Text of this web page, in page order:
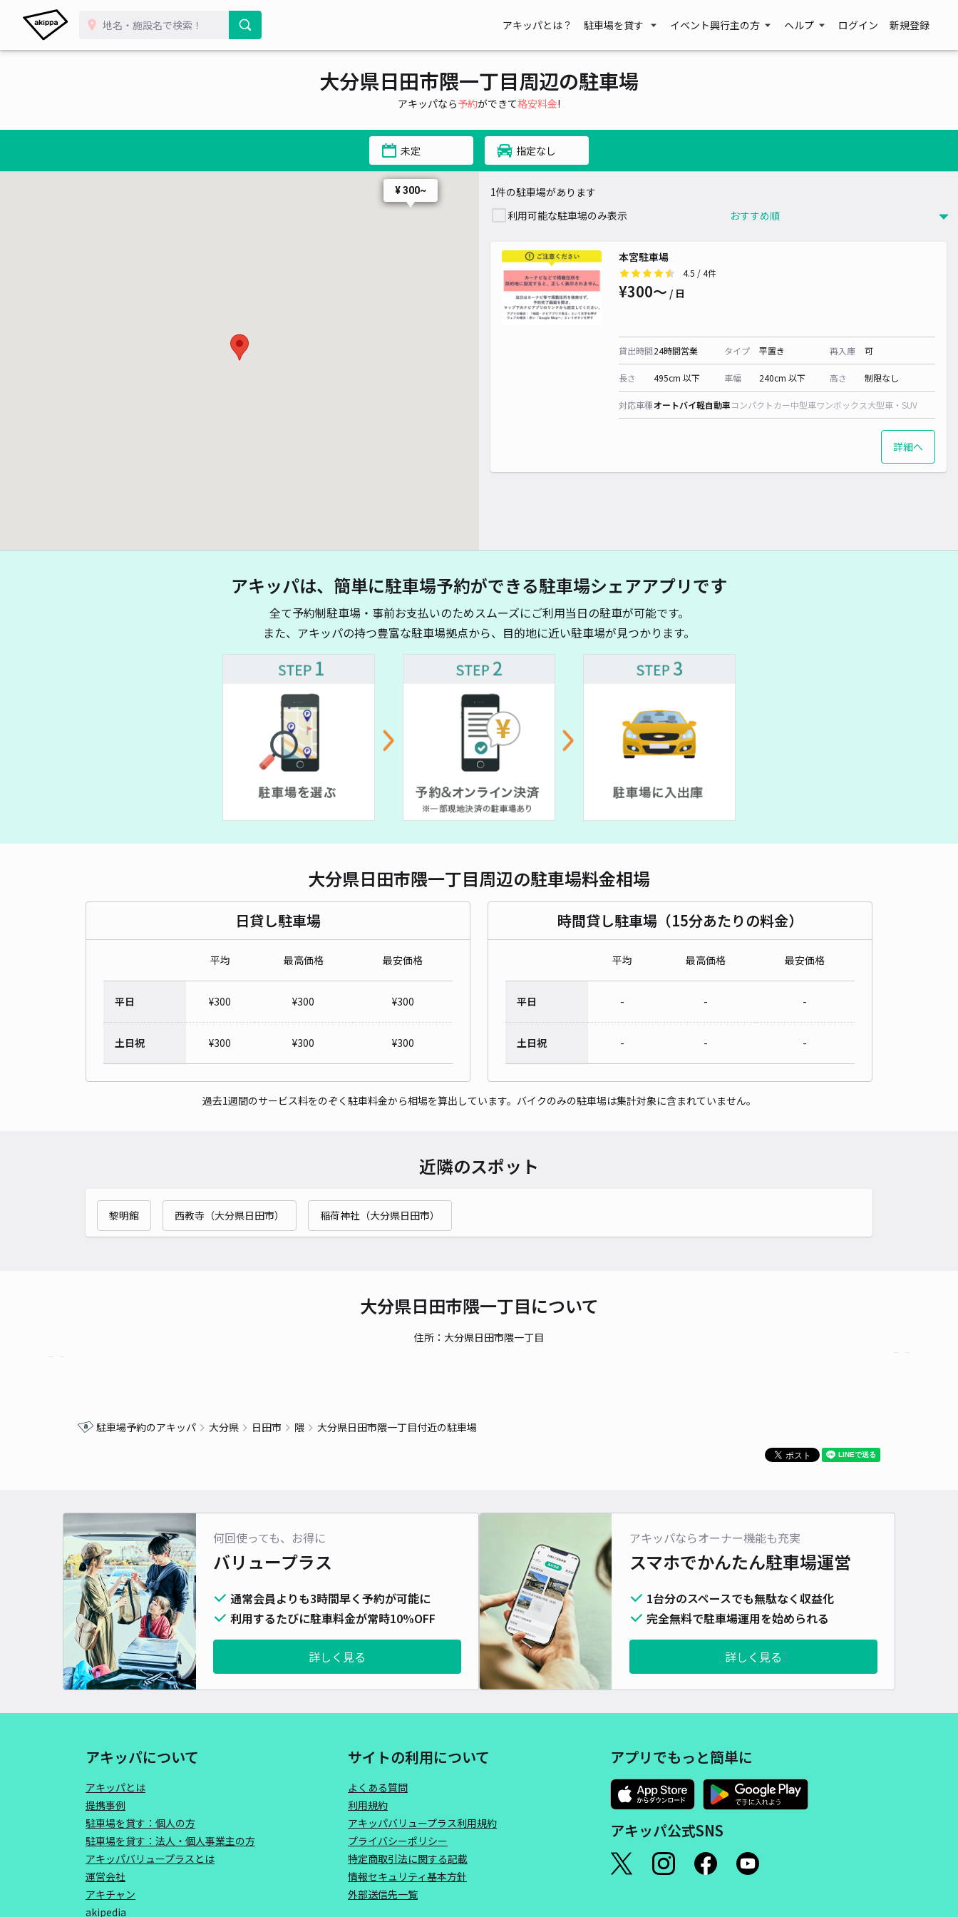
アキッパとは？ 駐車場を貸す イベント興行主の方 ヘルプ ログイン 新規登録
大分県日田市隈一丁目周辺の駐車場
アキッパなら予約ができて格安料金!
未定 指定なし
¥ 300~
1件の駐車場があります
利用可能な駐車場のみ表示
本宮駐車場
4.5 / 4件
¥300〜 / 日
貸出時間24時間営業 タイプ 平置き 再入庫 可
長さ 495cm 以下 車幅 240cm 以下 高さ 制限なし
対応車種オートバイ軽自動車コンパクトカー中型車ワンボックス大型車・SUV
詳細へ
アキッパは、簡単に駐車場予約ができる駐車場シェアアプリです
全て予約制駐車場・事前お支払いのためスムーズにご利用当日の駐車が可能です。
また、アキッパの持つ豊富な駐車場拠点から、目的地に近い駐車場が見つかります。
大分県日田市隈一丁目周辺の駐車場料金相場
日貸し駐車場
平均 最高価格 最安価格
平日 ¥300 ¥300 ¥300
土日祝 ¥300 ¥300 ¥300
時間貸し駐車場（15分あたりの料金）
平均 最高価格 最安価格
平日 - - -
土日祝 - - -
過去1週間のサービス料をのぞく駐車料金から相場を算出しています。バイクのみの駐車場は集計対象に含まれていません。
近隣のスポット
黎明館 西教寺（大分県日田市） 稲荷神社（大分県日田市）
大分県日田市隈一丁目について
住所：大分県日田市隈一丁目
駐車場予約のアキッパ 大分県 日田市 隈 大分県日田市隈一丁目付近の駐車場
何回使っても、お得に
バリュープラス
通常会員よりも3時間早く予約が可能に
利用するたびに駐車料金が常時10%OFF
詳しく見る
アキッパならオーナー機能も充実
スマホでかんたん駐車場運営
1台分のスペースでも無駄なく収益化
完全無料で駐車場運用を始められる
詳しく見る
アキッパについて
アキッパとは
提携事例
駐車場を貸す：個人の方
駐車場を貸す：法人・個人事業主の方
アキッパバリュープラスとは
運営会社
アキチャン
akipedia
サイトの利用について
よくある質問
利用規約
アキッパバリュープラス利用規約
プライバシーポリシー
特定商取引法に関する記載
情報セキュリティ基本方針
外部送信先一覧
アプリでもっと簡単に
アキッパ公式SNS